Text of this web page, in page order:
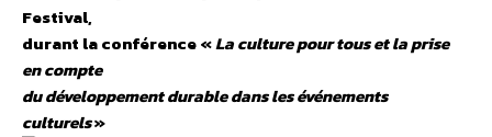
Festival,
durant la conférence «La culture pour tous et la prise
en compte
du développement durable dans les événements
culturels»